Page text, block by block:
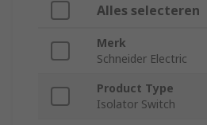
Alles selecteren
Merk
Schneider Electric
Product Type
Isolator Switch